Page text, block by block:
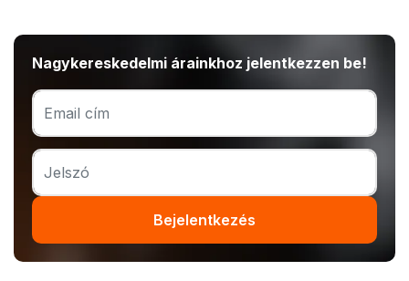
Nagykereskedelmi árainkhoz jelentkezzen be!
Bejelentkezés